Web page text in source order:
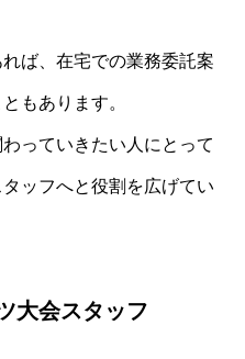
ば、在宅での業務委託案
もあります。
っていきたい人にとって
ッフへと役割を広げてい
大会スタッフ